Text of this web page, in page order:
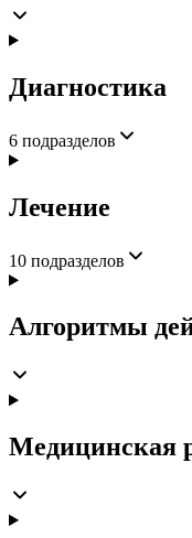
Диагностика
6 подразделов
Лечение
10 подразделов
Алгоритмы
Медицинская